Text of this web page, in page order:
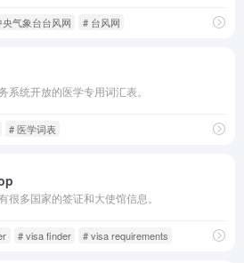
央气象台台风网 # 台风网
系统开放的医学专用词汇表。
# 医学词表
很多国家的签证和大使馆信息。
# visa finder # visa requirements